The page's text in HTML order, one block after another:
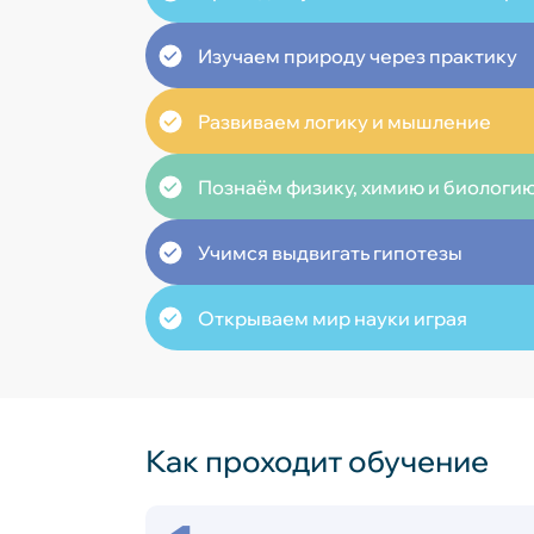
Изучаем природу через практику
Развиваем логику и мышление
Познаём физику, химию и
Учимся выдвигать гипотезы
Открываем мир науки играя
Как проходит обучение